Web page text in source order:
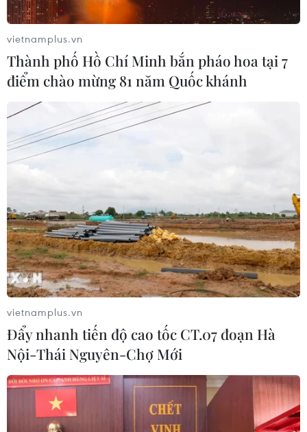
Việc công bố sớm kết quả nhằm giúp thí sinh và các cơ sở đào
tạo chủ động hơn trong xét tuyển đại học, cao đẳng sau đó.
(Vietnam+)
#Tốt nghiệp THPT #đề Toán #thi sinh
#điểm cao
#kết quả thi
#đại học
Theo dõi VietnamPlus
vietnamplus.vn
Thành phố Hồ Chí Minh bắn pháo hoa tại 7
điểm chào mừng 81 năm Quốc khánh
vietnamplus.vn
Đẩy nhanh tiến độ cao tốc CT.07 đoạn Hà
Nội-Thái Nguyên-Chợ Mới